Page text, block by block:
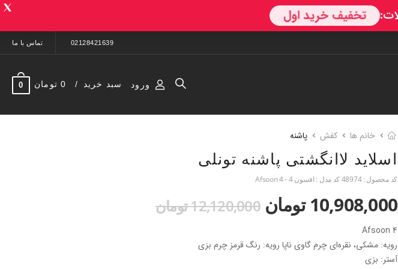
02128421639 تماس با ما
ورود سبد خرید 0 تومان 0
خانم ها کفش پاشنه
اسلاید لاانگشتی پاشنه تونلی
کد محصول :48974کد مدل : افسون 4 - Afsoon 4
10,908,000 تومان 12,120,000 تومان
Afsoon 4
رویه: مشکی، نقره‌ای چرم گاوی ناپا رویه: رنگ قرمز چرم بزی
آستر: بزی